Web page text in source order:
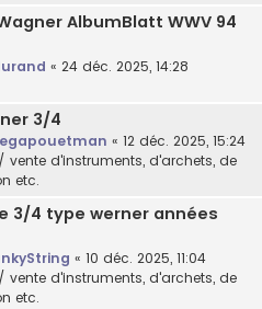
AlbumBlatt WWV 94
« 24 déc. 2025, 14:28
3/4
« 12 déc. 2025, 15:24
vente d'instruments, d'archets, de
etc.
3/4 type werner années
« 10 déc. 2025, 11:04
vente d'instruments, d'archets, de
etc.